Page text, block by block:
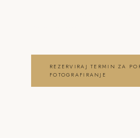
REZERVIRAJ TERMIN ZA
FOTOGRAFIRANJE